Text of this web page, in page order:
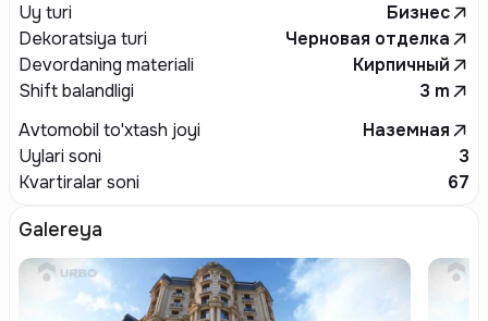
Uy turi
Бизнес
Dekoratsiya turi
Черновая отделка
Devordaning materiali
Кирпичный
Shift balandligi
3 m
Avtomobil to'xtash joyi
Наземная
Uylari soni
3
Kvartiralar soni
67
Galereya